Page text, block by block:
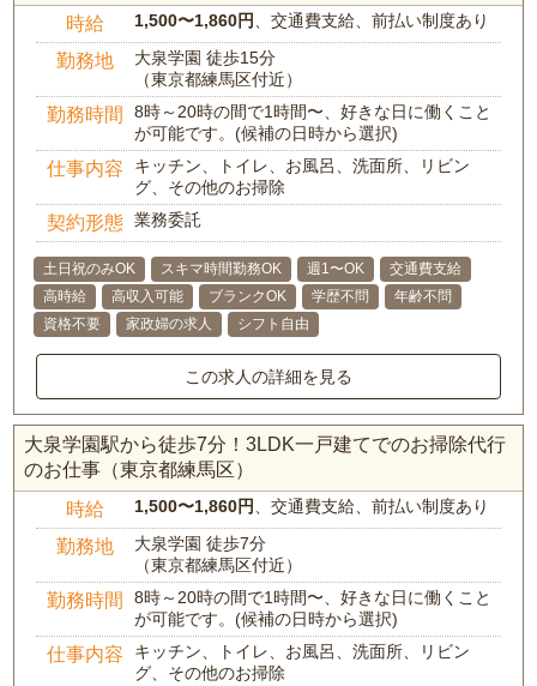
時給 1,500〜1,860円、交通費支給、前払い制度あり
勤務地
大泉学園 徒歩15分
（東京都練馬区付近）
勤務時間
8時～20時の間で1時間〜、好きな日に働くこと
が可能です。(候補の日時から選択)
仕事内容
キッチン、トイレ、お風呂、洗面所、リビン
グ、その他のお掃除
契約形態 業務委託
土日祝のみOK スキマ時間勤務OK 週1〜OK
交通費支給
高時給
高収入可能 ブランクOK 学歴不問
年齢不問
資格不要
家政婦の求人 シフト自由
この求人の詳細を見る
大泉学園駅から徒歩7分！3LDK一戸建てでのお掃除代行
のお仕事（東京都練馬区）
時給 1,500〜1,860円、交通費支給、前払い制度あり
勤務地
大泉学園 徒歩7分
（東京都練馬区付近）
勤務時間
8時～20時の間で1時間〜、好きな日に働くこと
が可能です。(候補の日時から選択)
仕事内容
キッチン、トイレ、お風呂、洗面所、リビン
グ、その他のお掃除